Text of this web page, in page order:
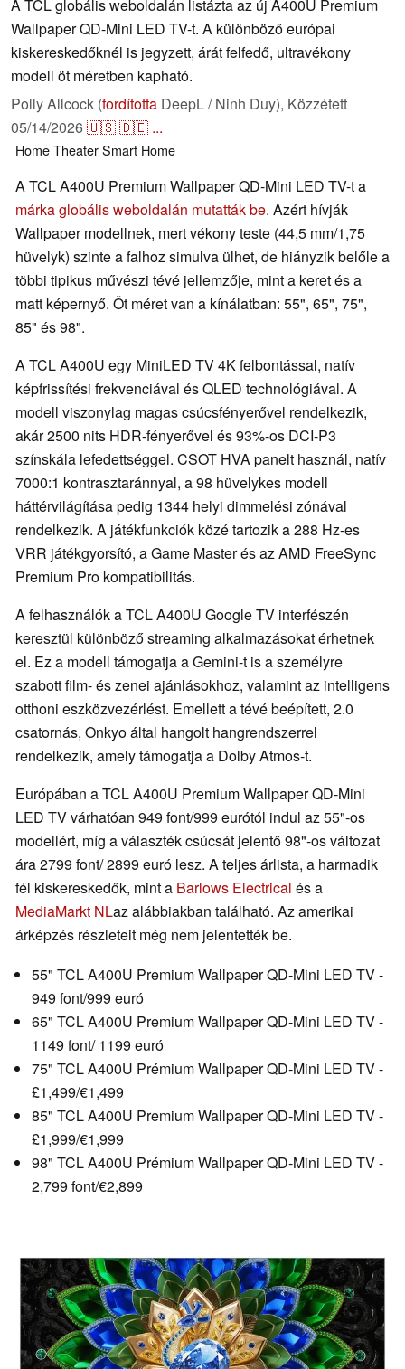
A TCL globális weboldalán listázta az új A400U Premium
Wallpaper QD-Mini LED TV-t. A különböző európai
kiskereskedőknél is jegyzett, árát felfedő, ultravékony
modell öt méretben kapható.
Polly Allcock (fordította DeepL / Ninh Duy), Közzétett
05/14/2026🇺🇸🇩🇪 ...
Home TheaterSmart Home
A TCL A400U Premium Wallpaper QD-Mini LED TV-t a
márka globális weboldalán mutatták be. Azért hívják
Wallpaper modellnek, mert vékony teste (44,5 mm/1,75
hüvelyk) szinte a falhoz simulva ülhet, de hiányzik belőle a
többi tipikus művészi tévé jellemzője, mint a keret és a
matt képernyő. Öt méret van a kínálatban: 55", 65", 75",
85" és 98".
A TCL A400U egy MiniLED TV 4K felbontással, natív
képfrissítési frekvenciával és QLED technológiával. A
modell viszonylag magas csúcsfényerővel rendelkezik,
akár 2500 nits HDR-fényerővel és 93%-os DCI-P3
színskála lefedettséggel. CSOT HVA panelt használ, natív
7000:1 kontrasztaránnyal, a 98 hüvelykes modell
háttérvilágítása pedig 1344 helyi dimmelési zónával
rendelkezik. A játékfunkciók közé tartozik a 288 Hz-es
VRR játékgyorsító, a Game Master és az AMD FreeSync
Premium Pro kompatibilitás.
A felhasználók a TCL A400U Google TV interfészén
keresztül különböző streaming alkalmazásokat érhetnek
el. Ez a modell támogatja a Gemini-t is a személyre
szabott film- és zenei ajánlásokhoz, valamint az intelligens
otthoni eszközvezérlést. Emellett a tévé beépített, 2.0
csatornás, Onkyo által hangolt hangrendszerrel
rendelkezik, amely támogatja a Dolby Atmos-t.
Európában a TCL A400U Premium Wallpaper QD-Mini
LED TV várhatóan 949 font/999 eurótól indul az 55"-os
modellért, míg a választék csúcsát jelentő 98"-os változat
ára 2799 font/ 2899 euró lesz. A teljes árlista, a harmadik
fél kiskereskedők, mint a Barlows Electrical és a
MediaMarkt NLaz alábbiakban található. Az amerikai
árképzés részleteit még nem jelentették be.
55" TCL A400U Premium Wallpaper QD-Mini LED TV -
949 font/999 euró
65" TCL A400U Premium Wallpaper QD-Mini LED TV -
1149 font/ 1199 euró
75" TCL A400U Prémium Wallpaper QD-Mini LED TV -
£1,499/€1,499
85" TCL A400U Premium Wallpaper QD-Mini LED TV -
£1,999/€1,999
98" TCL A400U Prémium Wallpaper QD-Mini LED TV -
2,799 font/€2,899